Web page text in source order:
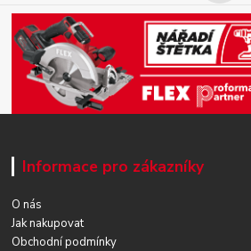
Informace pro zákazníky
O nás
Jak nakupovat
Obchodní podmínky